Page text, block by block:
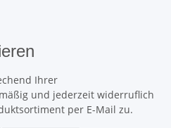
Ihrer
und jederzeit widerruflich
per E-Mail zu.